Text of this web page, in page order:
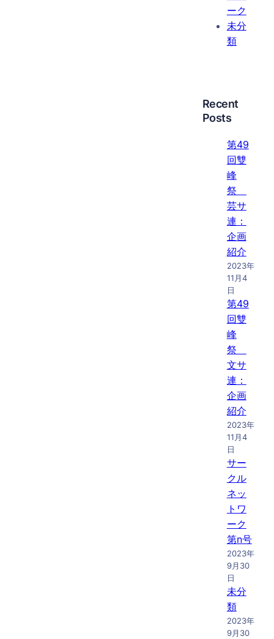
ーク
未分
類
Recent
Posts
第49
回雙
峰
祭
芸サ
連：
企画
紹介
2023年
11月4
日
第49
回雙
峰
祭
文サ
連：
企画
紹介
2023年
11月4
日
サー
クル
ネッ
トワ
ーク
第n号
2023年
9月30
日
未分
類
2023年
9月30